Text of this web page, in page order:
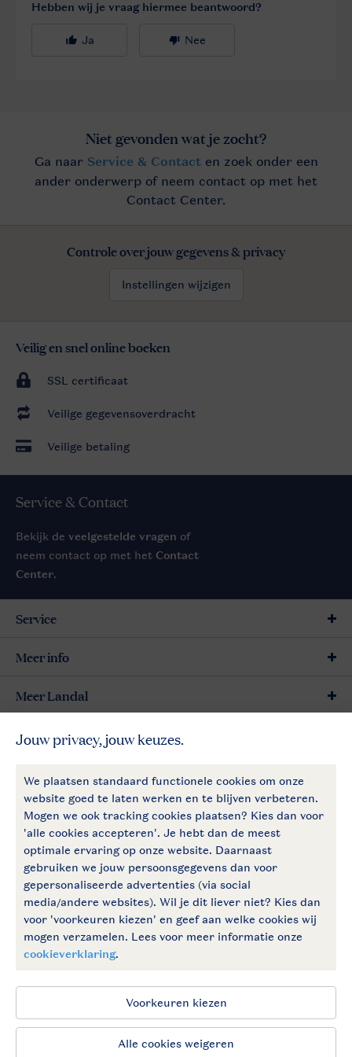
Controle over jouw gegevens & privacy
Instellingen wijzigen
Veilig en snel online boeken
SSL certificaat
Veilige gegevensoverdracht
Veilige betaling
Service & Contact
Bekijk de veelgestelde vragen of
neem contact op met het Contact
Center.
Follow Us
facebookinstagram
Vakantietips & inspiratie?
Service
Meer info
Meer Landal
Betaalmogelijkheden
Toegankelijkheid © 2026 Landal